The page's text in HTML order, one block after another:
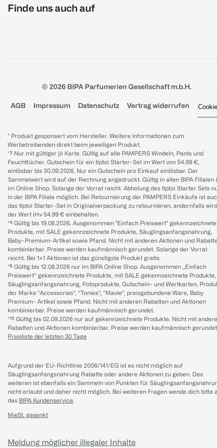
Finde uns auch auf
© 2026 BIPA Parfumerien Gesellschaft m.b.H.
AGB Impressum Datenschutz Vertrag widerrufen
* Produkt gesponsert vom Hersteller. Weitere Informationen zum
Werbetreibenden direkt beim jeweiligen Produkt.
*³ Nur mit gültiger jö Karte. Gültig auf alle PAMPERS Windeln, Pants und
Feuchttücher. Gutschein für ein tiptoi Starter-Set im Wert von 54.99 €,
einlösbar bis 30.09.2026. Nur ein Gutschein pro Einkauf einlösbar. Der
Sammelwert wird auf der Rechnung angedruckt. Gültig in allen BIPA Filialen
im Online Shop. Solange der Vorrat reicht. Abholung des tiptoi Starter Sets
in der BIPA Filiale möglich. Bei Retournierung der PAMPERS Einkäufe ist
das tiptoi Starter-Set in Originalverpackung zu retournieren, andernfalls wird
der Wert iHv 54.99 € einbehalten.
*⁴ Gültig bis 19.08.2026. Ausgenommen "Einfach Preiswert" gekennzeichnete
Produkte, mit SALE gekennzeichnete Produkte, Säuglingsanfangsnahrung,
Baby-Premium-Artikel sowie Pfand. Nicht mit anderen Aktionen und
kombinierbar. Preise werden kaufmännisch gerundet. Solange der Vorrat
reicht. Bei 1+1 Aktionen ist das günstigste Produkt gratis.
*⁸ Gültig bis 12.08.2026 nur im BIPA Online Shop. Ausgenommen „Einfach
Preiswert“ gekennzeichnete Produkte, mit SALE gekennzeichnete Produkte,
Säuglingsanfangsnahrung, Fotoprodukte, Gutschein- und Wertkarten,
der Marke “Accessories“, “Tonies“, “Mavie“, preisgebundene Ware, Baby
Premium- Artikel sowie Pfand. Nicht mit anderen Rabatten und Aktionen
kombinierbar. Preise werden kaufmännisch gerundet.
*¹⁰ Gültig bis 02.09.2026 nur auf gekennzeichnete Produkte. Nicht mit
Rabatten und Aktionen kombinierbar. Preise werden kaufmännisch
Preisliste der letzten 30 Tage
Aufgrund der EU-Richtlinie 2006/141/EG ist es nicht möglich auf
Säuglingsanfangsnahrung Rabatte oder andere Aktionen zu geben. Des
weiteren ist ebenfalls ein Sammeln von Punkten für
nicht erlaubt und daher nicht möglich. Bei weiteren Fragen wende dich bitte
das BIPA Kundenservice.
MwSt. gesenkt
Meldung möglicher illegaler Inhalte